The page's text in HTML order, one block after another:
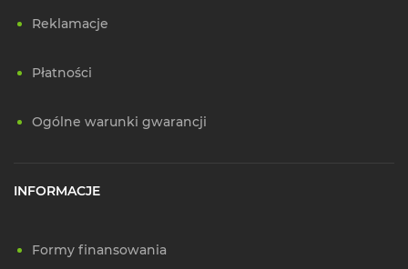
Reklamacje
Płatności
Ogólne warunki gwarancji
INFORMACJE
Formy finansowania